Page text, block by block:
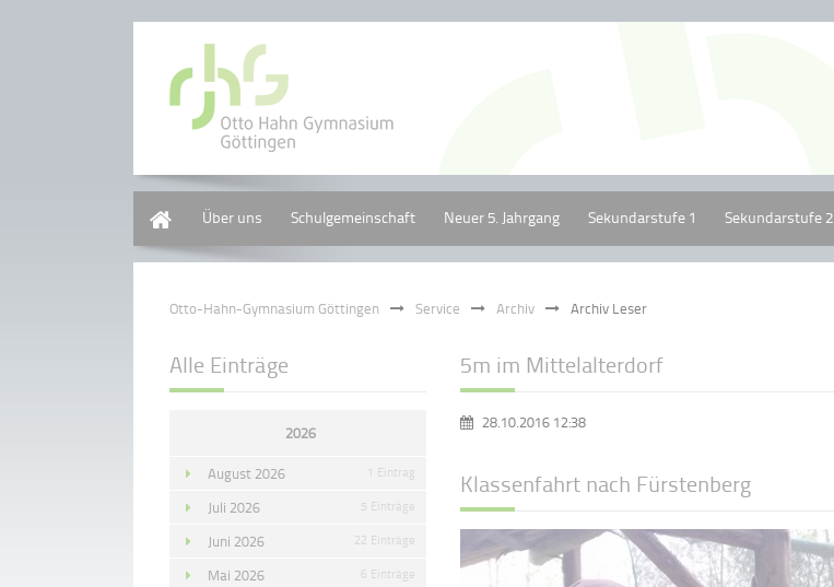
Über uns Schulgemeinschaft Neuer 5. Jahrgang Sekundarstufe 1 Sekundarstufe 2
Otto-Hahn-Gymnasium Göttingen Service Archiv Archiv Leser
5m im Mittelalterdorf
28.10.2016 12:38
Klassenfahrt nach Fürstenberg
Alle Einträge
2026
August 2026 1 Eintrag
Juli 2026 5 Einträge
Juni 2026 22 Einträge
Mai 2026 6 Einträge